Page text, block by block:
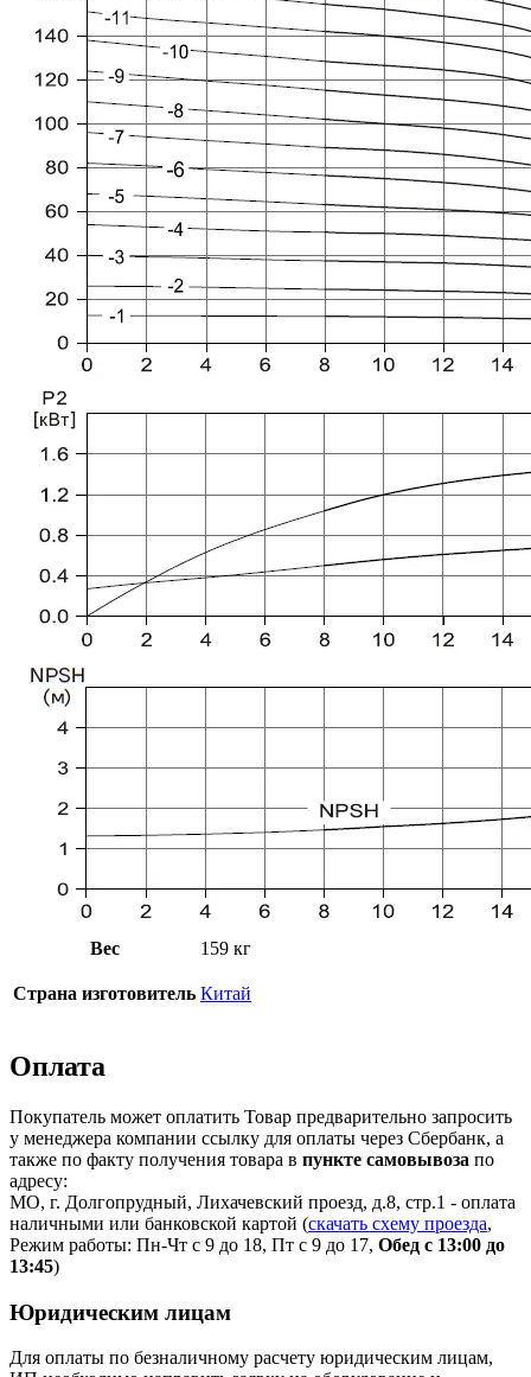
Вес 159 кг
Страна изготовитель Китай
Оплата
Покупатель может оплатить Товар предварительно запросить
у менеджера компании ссылку для оплаты через Сбербанк, а
также по факту получения товара в пункте самовывоза по
адресу:
МО, г. Долгопрудный, Лихачевский проезд, д.8, стр.1 - оплата
наличными или банковской картой (скачать схему проезда,
Режим работы: Пн-Чт с 9 до 18, Пт с 9 до 17, Обед с 13:00 до
13:45)
Юридическим лицам
Для оплаты по безналичному расчету юридическим лицам,